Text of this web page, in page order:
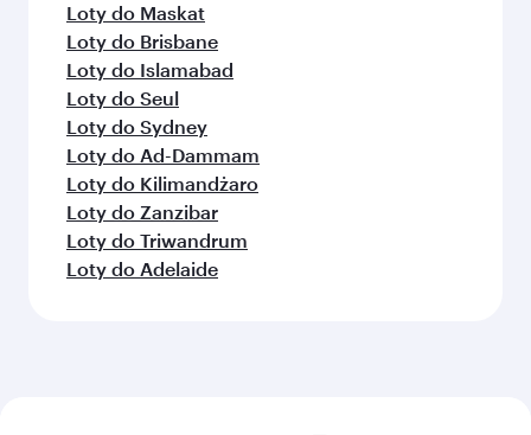
Loty do Maskat
Loty do Brisbane
Loty do Islamabad
Loty do Seul
Loty do Sydney
Loty do Ad-Dammam
Loty do Kilimandżaro
Loty do Zanzibar
Loty do Triwandrum
Loty do Adelaide